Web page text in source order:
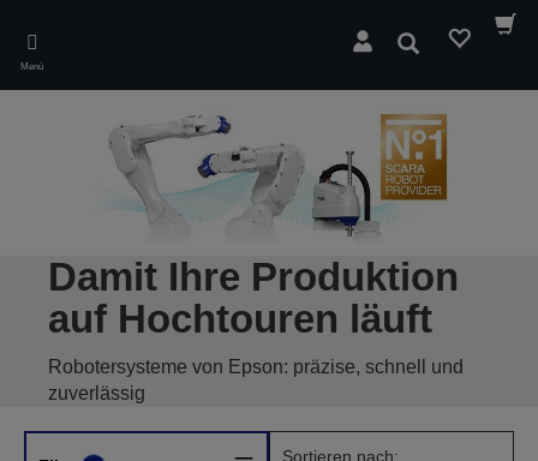
main
content
Menü
Suchen
Damit Ihre Produktion
auf Hochtouren läuft
Robotersysteme von Epson: präzise, schnell und
zuverlässig
Sortieren nach: